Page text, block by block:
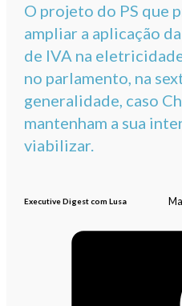
O projeto do PS que
ampliar a aplicação
de IVA na
no parlamento, na
generalidade, caso
mantenham a sua
viabilizar.
Executive Digest com Lusa